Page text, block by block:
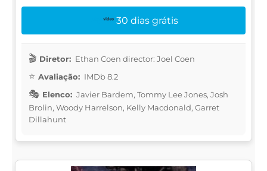
30 dias grátis
Diretor: Ethan Coen director: Joel Coen
Avaliação: IMDb 8.2
Elenco: Javier Bardem, Tommy Lee Jones, Josh
Brolin, Woody Harrelson, Kelly Macdonald, Garret
Dillahunt